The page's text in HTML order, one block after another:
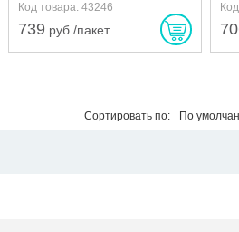
Код товара: 43246
739 руб./пакет
Сортировать по: По